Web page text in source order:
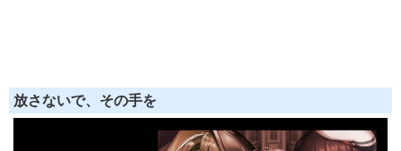
放さないで、その手を